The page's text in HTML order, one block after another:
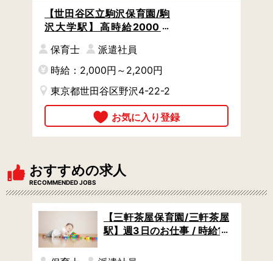
【世田谷区立駒沢保育園/駒
沢大学駅】高時給2000円
定シフトも相談OK / 有休が
取りやすい仕組みアリ
保育士
派遣社員
時給：2,000円～2,200円
東京都世田谷区野沢4-22-2
おすすめの求人
RECOMMENDED JOBS
【三軒茶屋保育園/三軒茶屋
駅】週3日のお仕事 / 時給18
/ 曜日の希望があればご相談